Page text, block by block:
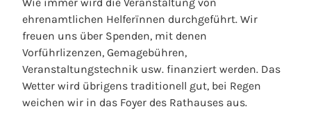
ehrenamtlichen Helferïnnen durchgeführt. Wir
freuen uns über Spenden, mit denen
Vorführlizenzen, Gemagebühren,
Veranstaltungstechnik usw. finanziert werden. Das
Wetter wird übrigens traditionell gut, bei Regen
weichen wir in das Foyer des Rathauses aus.